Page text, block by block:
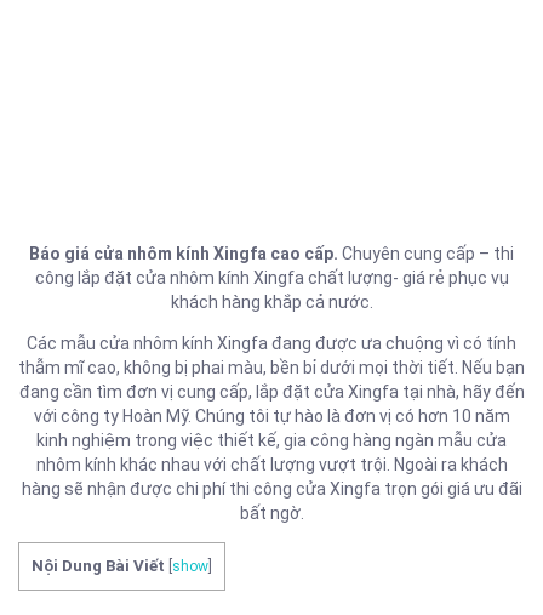
Báo giá cửa nhôm kính Xingfa cao cấp. Chuyên cung cấp – thi
công lắp đặt cửa nhôm kính Xingfa chất lượng- giá rẻ phục vụ
khách hàng khắp cả nước.
Các mẫu cửa nhôm kính Xingfa đang được ưa chuộng vì có tính
thẫm mĩ cao, không bị phai màu, bền bỉ dưới mọi thời tiết. Nếu bạn
đang cần tìm đơn vị cung cấp, lắp đặt cửa Xingfa tại nhà, hãy đến
với công ty Hoàn Mỹ. Chúng tôi tự hào là đơn vị có hơn 10 năm
kinh nghiệm trong việc thiết kế, gia công hàng ngàn mẫu cửa
nhôm kính khác nhau với chất lượng vượt trội. Ngoài ra khách
hàng sẽ nhận được chi phí thi công cửa Xingfa trọn gói giá ưu đãi
bất ngờ.
Nội Dung Bài Viết show